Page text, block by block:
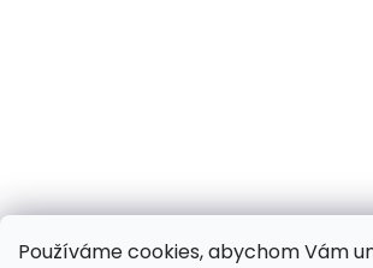
Používáme cookies, abychom Vám